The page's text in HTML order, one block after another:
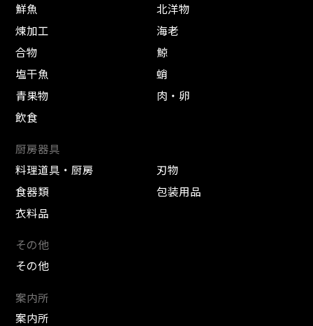
鮮魚
北洋物
煉加工
海老
合物
鯨
塩干魚
蛸
青果物
肉・卵
飲食
厨房器具
料理道具・厨房
刃物
食器類
包装用品
衣料品
その他
その他
案内所
案内所